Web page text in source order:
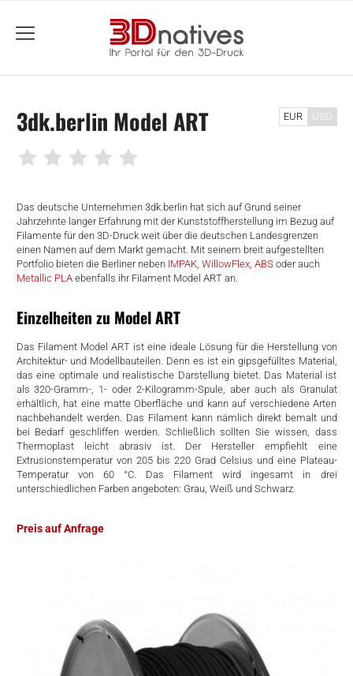
menu
3dk.berlin Model ART
Das deutsche Unternehmen 3dk.berlin hat sich auf Grund seiner
Jahrzehnte langer Erfahrung mit der Kunststoffherstellung im Bezug auf
Filamente für den 3D-Druck weit über die deutschen Landesgrenzen
einen Namen auf dem Markt gemacht. Mit seinem breit aufgestellten
Portfolio bieten die Berliner neben IMPAK, WillowFlex, ABSoder auch
Metallic PLAebenfalls ihr Filament Model ART an.
Einzelheiten zu Model ART
Das Filament Model ART ist eine ideale Lösung für die Herstellung von
Architektur- und Modellbauteilen. Denn es ist ein gipsgefülltes Material,
das eine optimale und realistische Darstellung bietet. Das Material ist
als 320-Gramm-, 1- oder 2-Kilogramm-Spule, aber auch als Granulat
erhältlich, hat eine matte Oberfläche und kann auf verschiedene Arten
nachbehandelt werden. Das Filament kann nämlich direkt bemalt und
bei Bedarf geschliffen werden. Schließlich sollten Sie wissen, dass
Thermoplast leicht abrasiv ist. Der Hersteller empfiehlt eine
Extrusionstemperatur von 205 bis 220 Grad Celsius und eine Plateau-
Temperatur von 60 °C. Das Filament wird ingesamt in drei
unterschiedlichen Farben angeboten: Grau, Weiß und Schwarz.
EUR USD
Preis auf Anfrage